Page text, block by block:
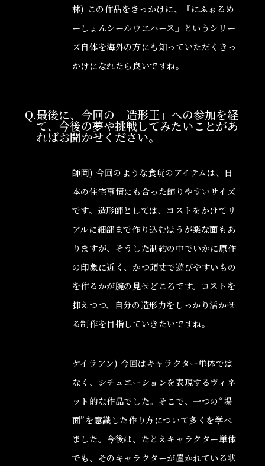
林) この作品をきっかけに、『にふぉるめ
ーしょんシールウエハース』というシリー
ズ自体を海外の方にも知っていただくきっ
かけになれたら良いですね。
Q.最後に、今回の「造形王」への参加を経
て、今後の夢や挑戦してみたいことがあ
ればお聞かせください。
師岡) 今回のような食玩のアイテムは、日
本の住宅事情にも合った飾りやすいサイズ
です。造形師としては、コストをかけてリ
アルに細部まで作り込むほうが楽な面もあ
りますが、そうした制約の中でいかに原作
の印象に近く、かつ頑丈で遊びやすいもの
を作るかが腕の見せどころです。コストを
抑えつつ、自分の造形力をしっかり活かせ
る制作を目指していきたいですね。
ケイラアン) 今回はキャラクター単体では
なく、シチュエーションを表現するヴィネ
ット的な作品でした。そこで、一つの“場
面”を意識した作り方について多くを学べ
ました。今後は、たとえキャラクター単体
でも、そのキャラクターが置かれている状